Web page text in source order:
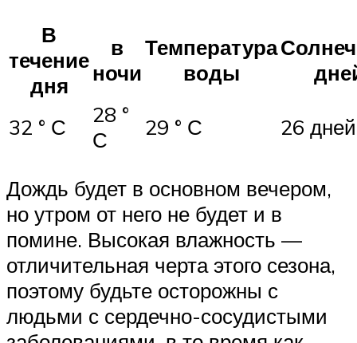
В
течение
дня
в
ночи
Температура
воды
32 ° С
28 °
С
29 ° С 26 дней
Дождь будет в основном вечером,
но утром от него не будет и в
помине. Высокая влажность —
отличительная черта этого сезона,
поэтому будьте осторожны с
людьми с сердечно-сосудистыми